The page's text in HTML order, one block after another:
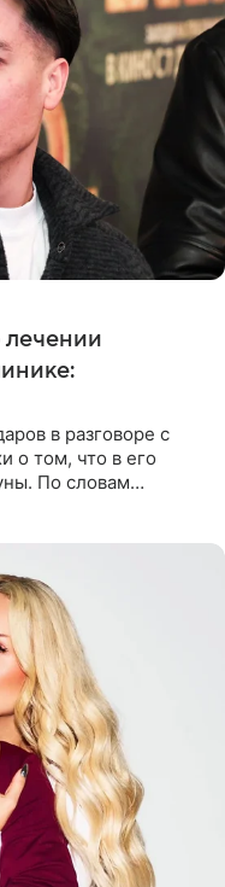
лечении
в разговоре с
о том, что в его
По словам